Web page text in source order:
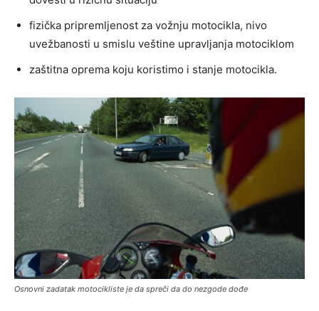
fizička pripremljenost za vožnju motocikla, nivo
uvežbanosti u smislu veštine upravljanja motociklom
zaštitna oprema koju koristimo i stanje motocikla.
Osnovni zadatak motocikliste je da spreči da do nezgode dođe